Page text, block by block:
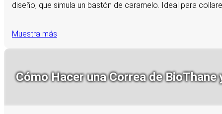
diseño, que simula un bastón de caramelo. Ideal para
Muestra más
Cómo Hacer una Correa de